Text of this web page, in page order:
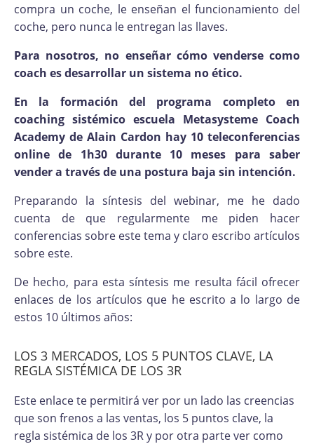
compra un coche, le enseñan el funcionamiento del
coche, pero nunca le entregan las llaves.
Para nosotros, no enseñar cómo venderse como
coach es desarrollar un sistema no ético.
En la formación del programa completo en
coaching sistémico escuela Metasysteme Coach
Academy de Alain Cardon hay 10 teleconferencias
online de 1h30 durante 10 meses para saber
vender a través de una postura baja sin intención.
Preparando la síntesis del webinar, me he dado
cuenta de que regularmente me piden hacer
conferencias sobre este tema y claro escribo artículos
sobre este.
De hecho, para esta síntesis me resulta fácil ofrecer
enlaces de los artículos que he escrito a lo largo de
estos 10 últimos años:
LOS 3 MERCADOS, LOS 5 PUNTOS CLAVE, LA
REGLA SISTÉMICA DE LOS 3R
Este enlace te permitirá ver por un lado las creencias
que son frenos a las ventas, los 5 puntos clave, la
regla sistémica de los 3R y por otra parte ver como